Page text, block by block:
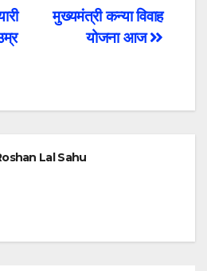
मुख्यमंत्री कन्या विवाह
योजना आज
Lal Sahu